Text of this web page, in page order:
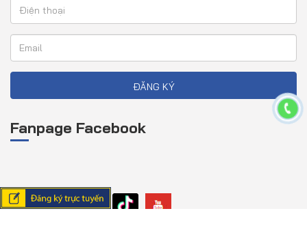
ĐĂNG KÝ
Fanpage Facebook
Liên kết MXH: